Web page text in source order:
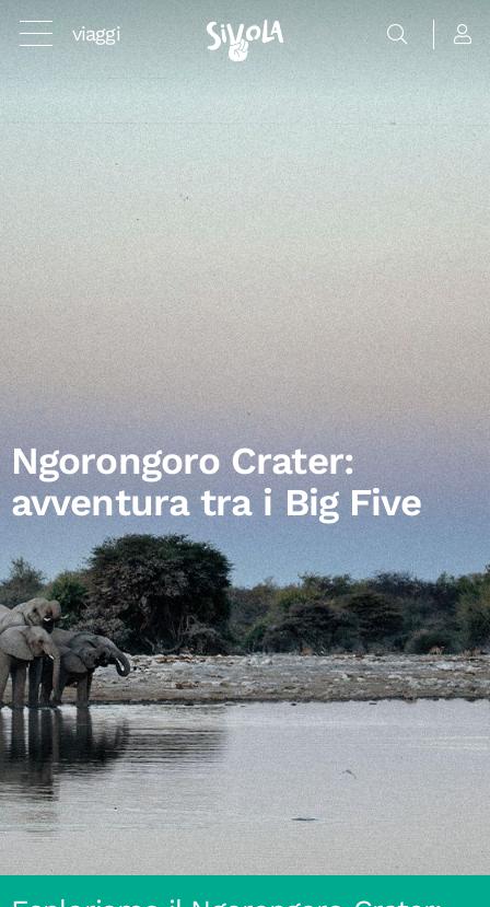
viaggi
Ngorongoro Crater:
avventura tra i Big Five